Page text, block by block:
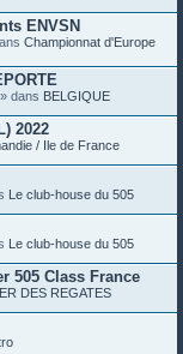
s
o
n
e
s
ENVSN
Championnat d'Europe
dans BELGIQUE
2022
/ Ile de France
Le club-house du 505
Le club-house du 505
505 Class France
DES REGATES